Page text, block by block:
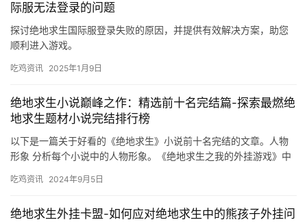
际服无法登录的问题
探讨绝地求生国际服登录失败的原因，并提供有效解决方案，助您
顺利进入游戏。
吃鸡资讯 2025年1月9日
绝地求生小说巅峰之作：精选前十名完结篇-探索最燃绝
地求生题材小说完结排行榜
以下是一篇关于好看的《绝地求生》小说前十名完结的文章。人物
形象 分析每个小说中的人物形象。《绝地求生之我的外挂游戏》中
吃鸡资讯 2024年9月5日
绝地求生外挂卡盟-如何应对绝地求生中的熊孩子外挂问